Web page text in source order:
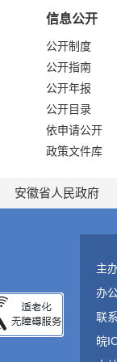
信息公开
公开制度
公开指南
公开年报
公开目录
依申请公开
政策文件库
安徽省人民政府
主
办
联
皖